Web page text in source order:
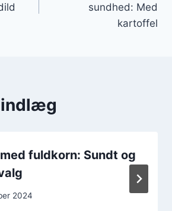
sundhed: Med
kartoffel
indlæg
fuldkorn: Sundt og
2024